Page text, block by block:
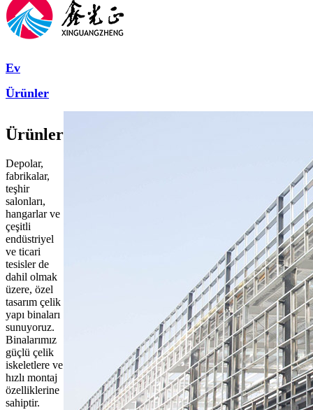
Ev
Ürünler
Ürünler
Depolar,
fabrikalar,
teşhir
salonları,
hangarlar ve
çeşitli
endüstriyel
ve ticari
tesisler de
dahil olmak
üzere, özel
tasarım çelik
yapı binaları
sunuyoruz.
Binalarımız
güçlü çelik
iskeletlere ve
hızlı montaj
özelliklerine
sahiptir.